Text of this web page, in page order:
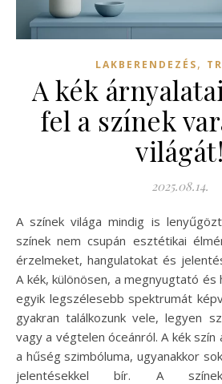
LAKBERENDEZÉS,
A kék
fel a színek
világát!
2025.08.14.
A színek világa mindig is lenyűgözte az emberiséget. A
színek nem csupán esztétikai
érzelmeket, hangulatokat és
A kék, különösen, a megnyugtató és
egyik legszélesebb spektrumát
gyakran találkozunk vele, legyen
vagy a végtelen óceánról. A kék szín
a hűség szimbóluma, ugyanakkor
jelentésekkel bír. A színek